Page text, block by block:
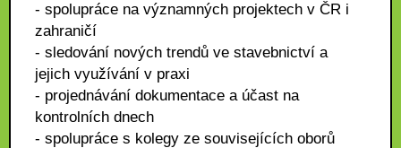
- spolupráce na významných projektech v ČR i
zahraničí
- sledování nových trendů ve stavebnictví a
jejich využívání v praxi
- projednávání dokumentace a účast na
kontrolních dnech
- spolupráce s kolegy ze souvisejících oborů